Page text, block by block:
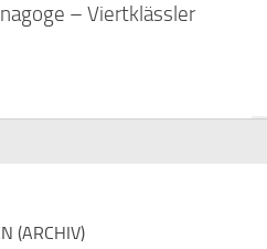
– Viertklässler
(ARCHIV)